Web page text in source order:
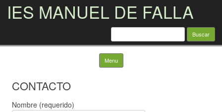
IES MANUEL DE FALLA
Buscar:
Menu Skip to content
CONTACTO
Nombre (requerido)